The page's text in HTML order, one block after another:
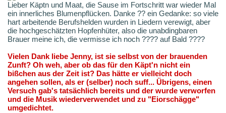
Lieber Käptn und Maat, die Sause im Fortschritt war wieder Mal
ein innerliches Blumenpflücken. Danke ?? ein Gedanke: so viele
hart arbeitende Berufshelden wurden in Liedern verewigt, aber
die hochgeschätzten Hopfenhüter, also die unabdingbaren
Brauer meine ich, die vermisse ich noch ???? auf Bald ????
Vielen Dank liebe Jenny, ist sie selbst von der brauenden
Zunft? Oh weh, aber ob das für den Käpt'n nicht ein
bißchen aus der Zeit ist? Das hätte er vielleicht doch
angehen sollen, als er (selber) noch suff... Übrigens, einen
Versuch gab's tatsächlich bereits und der wurde verworfen
und die Musik wiederverwendet und zu "Eiorschägge"
umgedichtet.